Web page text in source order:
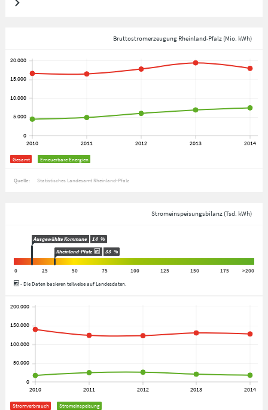
Bruttostromerzeugung Rheinland-Pfalz (Mio. kWh)
Gesamt Erneuerbare Energien
Quelle: Statistisches Landesamt Rheinland-Pfalz
Stromeinspeisungsbilanz (Tsd. kWh)
Ausgewählte Kommune 14 %
Rheinland-Pfalz
33 %
0 25 50 75 100 125 150 175
>200
- Die Daten basieren teilweise auf Landesdaten.
Stromverbrauch Stromeinspeisung